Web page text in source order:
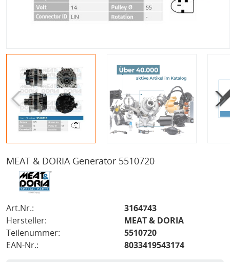
MEAT & DORIA Generator 5510720
Art.Nr.:
3164743
Hersteller:
MEAT & DORIA
Teilenummer:
5510720
EAN-Nr.:
8033419543174